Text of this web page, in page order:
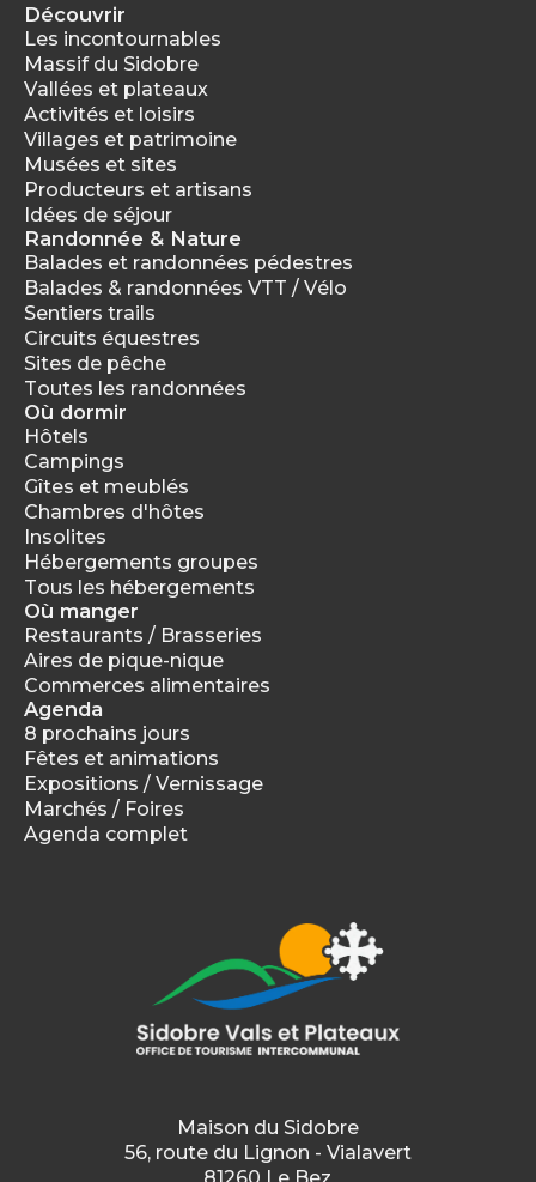
Découvrir
Les incontournables
Massif du Sidobre
Vallées et plateaux
Activités et loisirs
Villages et patrimoine
Musées et sites
Producteurs et artisans
Idées de séjour
Randonnée & Nature
Balades et randonnées pédestres
Balades & randonnées VTT / Vélo
Sentiers trails
Circuits équestres
Sites de pêche
Toutes les randonnées
Où dormir
Hôtels
Campings
Gîtes et meublés
Chambres d'hôtes
Insolites
Hébergements groupes
Tous les hébergements
Où manger
Restaurants / Brasseries
Aires de pique-nique
Commerces alimentaires
Agenda
8 prochains jours
Fêtes et animations
Expositions / Vernissage
Marchés / Foires
Agenda complet
Maison du Sidobre
56, route du Lignon - Vialavert